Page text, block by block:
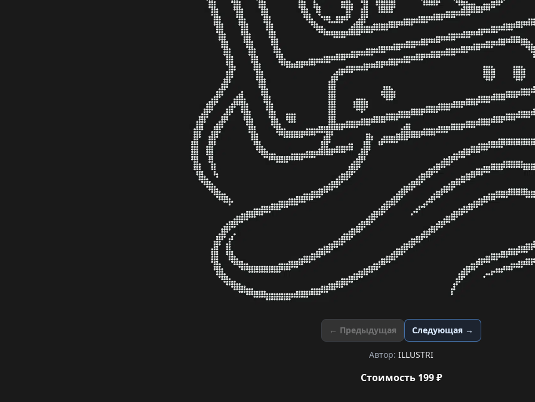
← Предыдущая Следующая →
Автор: ILLUSTRI
Стоимость 199 ₽